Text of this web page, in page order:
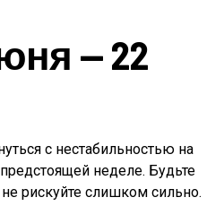
— 22
с нестабильностью на
неделе. Будьте
рискуйте слишком сильно.